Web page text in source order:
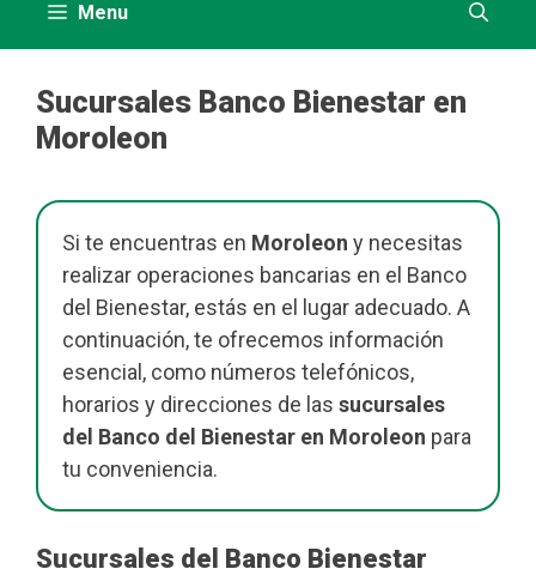
Menu
Sucursales Banco Bienestar en
Moroleon
Si te encuentras en Moroleon y necesitas
realizar operaciones bancarias en el Banco
del Bienestar, estás en el lugar adecuado. A
continuación, te ofrecemos información
esencial, como números telefónicos,
horarios y direcciones de las sucursales
del Banco del Bienestar en Moroleon para
tu conveniencia.
Sucursales del Banco Bienestar